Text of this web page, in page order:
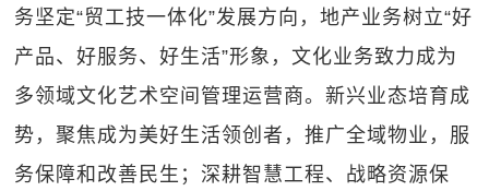
务坚定“贸工技一体化”发展方向，地产业务树立“好
产品、好服务、好生活”形象，文化业务致力成为
多领域文化艺术空间管理运营商。新兴业态培育成
势，聚焦成为美好生活领创者，推广全域物业，服
务保障和改善民生；深耕智慧工程、战略资源保